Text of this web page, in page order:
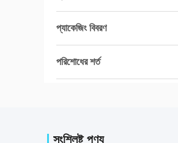
প্যাকেজিং বিবরণ
পরিশোধের শর্ত
সংশ্লিষ্ট পণ্য